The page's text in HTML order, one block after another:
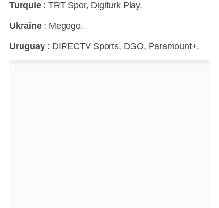
Turquie : TRT Spor, Digiturk Play.
Ukraine : Megogo.
Uruguay : DIRECTV Sports, DGO, Paramount+.